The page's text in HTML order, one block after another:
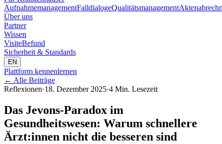
AufnahmemanagementFalldialogeQualitätsmanagement
Über uns
Partner
Wissen
VisiteBefund
Sicherheit & Standards
EN
Plattform kennenlernen
← Alle Beiträge
Reflexionen·18. Dezember 2025·4 Min. Lesezeit
Das Jevons-Paradox im
Gesundheitswesen: Warum schnellere
Ärzt:innen nicht die besseren sind